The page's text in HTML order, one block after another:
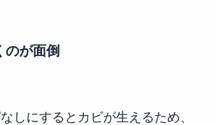
のが面倒
しにするとカビが生えるため、